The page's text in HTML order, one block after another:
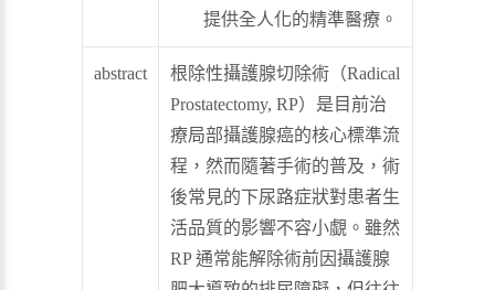
提供全人化的精準醫療。
abstract
根除性攝護腺切除術（Radical
Prostatectomy, RP）是目前治
療局部攝護腺癌的核心標準流
程，然而隨著手術的普及，術
後常見的下尿路症狀對患者生
活品質的影響不容小覷。雖然
RP 通常能解除術前因攝護腺